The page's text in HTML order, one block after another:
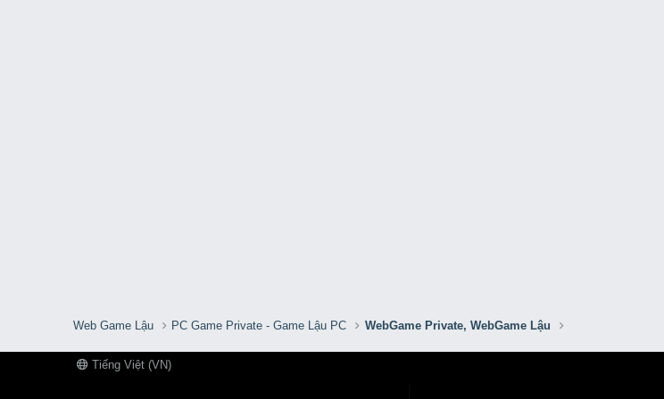
Web Game Lậu PC Game Private - Game Lậu PC WebGame Private, WebGame Lậu
Tiếng Việt (VN)